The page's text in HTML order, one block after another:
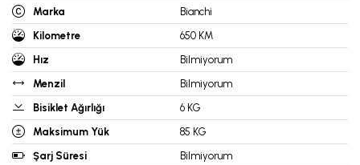
Marka
Bianchi
Kilometre
650 KM
Hız
Bilmiyorum
Menzil
Bilmiyorum
Bisiklet Ağırlığı
6 KG
Maksimum Yük
85 KG
Şarj Süresi
Bilmiyorum